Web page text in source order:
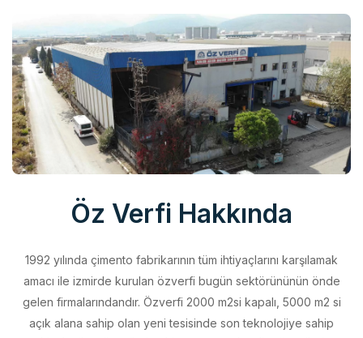
Öz Verfi Hakkında
1992 yılında çimento fabrikarının tüm ihtiyaçlarını karşılamak
gelen firmalarındandır. Özverfi 2000 m2si kapalı, 5000 m2 si
açık alana sahip olan yeni tesisinde son teknolojiye sahip
makinalar ile müşterilerine hizmet vermektedir.müşterilerine
yüksek kalitede ürünü düşük fiyata sunabilmek için elinden